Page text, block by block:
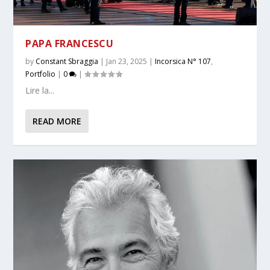
PAPA FRANCESCU
by Constant Sbraggia | Jan 23, 2025 |Incorsica N° 107,
Portfolio | 0 |
Lire la...
READ MORE